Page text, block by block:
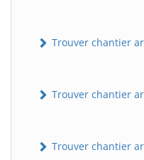
Trouver chantier
Trouver chantier
Trouver chantier